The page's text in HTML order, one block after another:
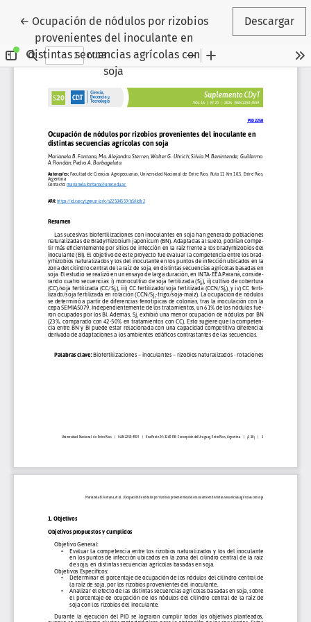
← Volver a los detalles del artículo
Ocupación de nódulos por rizobios
provenientes del inoculante en
distintas secuencias agrícolas con
soja
Descargar